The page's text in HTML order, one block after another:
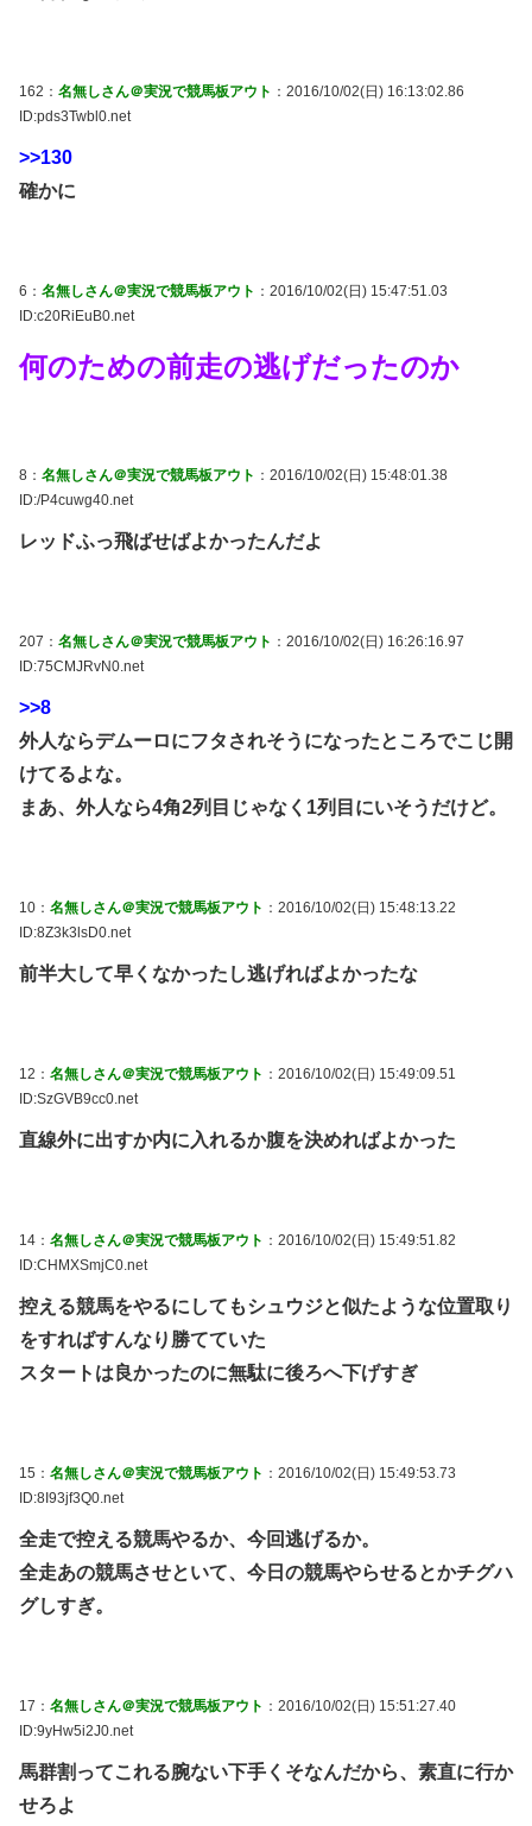
162： 名無しさん＠実況で競馬板アウト ：2016/10/02(日) 16:13:02.86
ID:pds3Twbl0.net
>>130
確かに
6： 名無しさん＠実況で競馬板アウト ：2016/10/02(日) 15:47:51.03
ID:c20RiEuB0.net
何のための前走の逃げだったのか
8： 名無しさん＠実況で競馬板アウト ：2016/10/02(日) 15:48:01.38
ID:/P4cuwg40.net
レッドふっ飛ばせばよかったんだよ
207： 名無しさん＠実況で競馬板アウト ：2016/10/02(日) 16:26:16.97
ID:75CMJRvN0.net
>>8
外人ならデムーロにフタされそうになったところでこじ開
けてるよな。
まあ、外人なら4角2列目じゃなく1列目にいそうだけど。
10： 名無しさん＠実況で競馬板アウト ：2016/10/02(日) 15:48:13.22
ID:8Z3k3lsD0.net
前半大して早くなかったし逃げればよかったな
12： 名無しさん＠実況で競馬板アウト ：2016/10/02(日) 15:49:09.51
ID:SzGVB9cc0.net
直線外に出すか内に入れるか腹を決めればよかった
14： 名無しさん＠実況で競馬板アウト ：2016/10/02(日) 15:49:51.82
ID:CHMXSmjC0.net
控える競馬をやるにしてもシュウジと似たような位置取り
をすればすんなり勝てていた
スタートは良かったのに無駄に後ろへ下げすぎ
15： 名無しさん＠実況で競馬板アウト ：2016/10/02(日) 15:49:53.73
ID:8I93jf3Q0.net
全走で控える競馬やるか、今回逃げるか。
全走あの競馬させといて、今日の競馬やらせるとかチグハ
グしすぎ。
17： 名無しさん＠実況で競馬板アウト ：2016/10/02(日) 15:51:27.40
ID:9yHw5i2J0.net
馬群割ってこれる腕ない下手くそなんだから、素直に行か
せろよ